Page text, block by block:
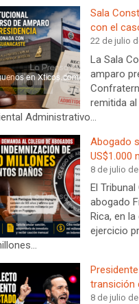
Sala
con el
22 de julio
La Sala
amparo
remitida
Administrativo…
Abogado
US$1.000
8 de julio
El
abogado
Rica, en
ejercicio
transición
8 de julio